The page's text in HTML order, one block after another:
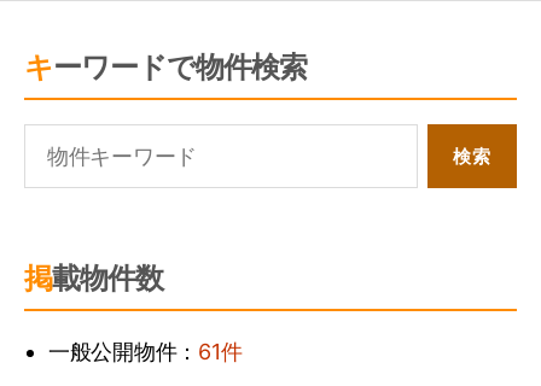
キーワードで物件検索
掲載物件数
一般公開物件： 61件